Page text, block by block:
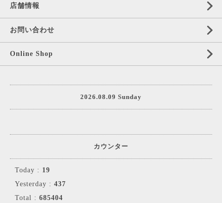
店舗情報
お問い合わせ
Online Shop
2026.08.09 Sunday
カウンター
Today : 19
Yesterday : 437
Total : 685404